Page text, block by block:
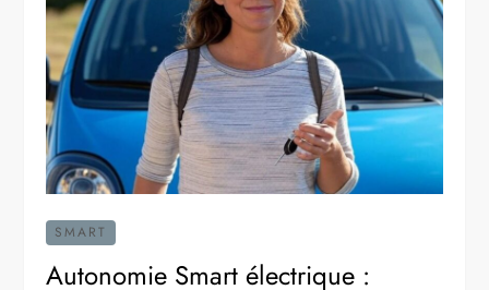
SMART
Autonomie Smart électrique :